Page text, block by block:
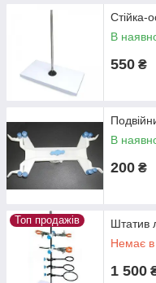
Стійка-
В
550 ₴
В
200 ₴
Топ продажів
Штатив
Немає в
1 500